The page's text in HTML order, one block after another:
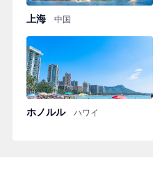
上海 中国
ホノルル ハワイ